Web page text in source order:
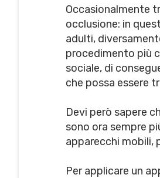
Occasionalmente
occlusione: in
adulti,
procedimento più
sociale, di
che possa essere
Devi però sapere
sono ora sempre
apparecchi mobili,
Per applicare un